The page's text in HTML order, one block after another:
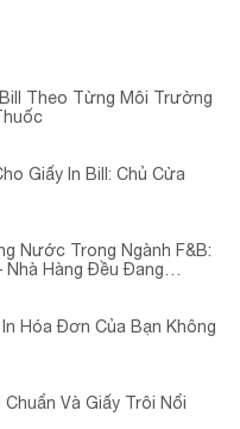
Theo Từng Môi Trường
Giấy In Bill: Chủ Cửa
Nước Trong Ngành F&B:
Nhà Hàng Đều Đang
Hóa Đơn Của Bạn Không
Và Giấy Trôi Nổi